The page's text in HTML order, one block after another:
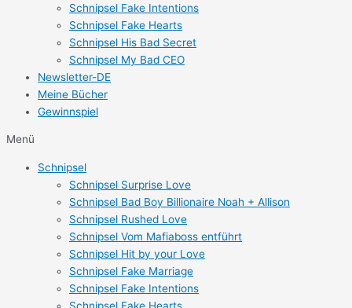
Schnipsel Fake Intentions
Schnipsel Fake Hearts
Schnipsel His Bad Secret
Schnipsel My Bad CEO
Newsletter-DE
Meine Bücher
Gewinnspiel
Menü
Schnipsel
Schnipsel Surprise Love
Schnipsel Bad Boy Billionaire Noah + Allison
Schnipsel Rushed Love
Schnipsel Vom Mafiaboss entführt
Schnipsel Hit by your Love
Schnipsel Fake Marriage
Schnipsel Fake Intentions